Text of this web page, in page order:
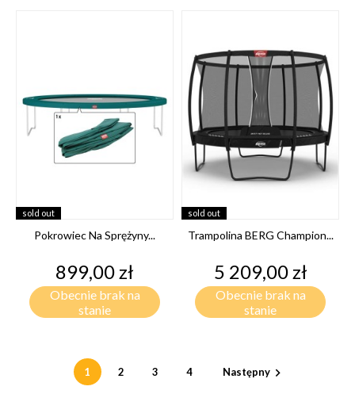
sold out
Pokrowiec Na Sprężyny...
Cena
899,00 zł
Obecnie brak na
stanie
sold out
Trampolina BERG Champion...
Cena
5 209,00 zł
Obecnie brak na
stanie
1 2 3 4 Następny